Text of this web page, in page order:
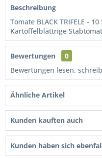
Beschreibung
Tomate BLACK TRIFELE -
Kartoffelblättrige
Bewertungen
0
Bewertungen lesen,
Ähnliche Artikel
Kunden kauften auch
Kunden haben sich